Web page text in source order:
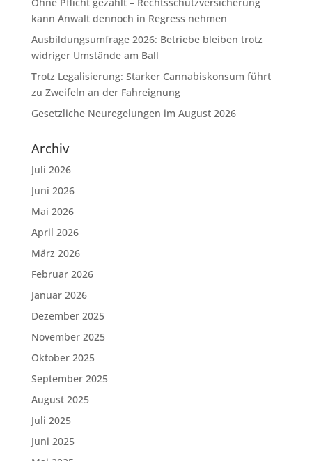
kann Anwalt dennoch in Regress nehmen
Ausbildungsumfrage 2026: Betriebe bleiben trotz
widriger Umstände am Ball
Trotz Legalisierung: Starker Cannabiskonsum führt
zu Zweifeln an der Fahreignung
Gesetzliche Neuregelungen im August 2026
Archiv
Juli 2026
Juni 2026
Mai 2026
April 2026
März 2026
Februar 2026
Januar 2026
Dezember 2025
November 2025
Oktober 2025
September 2025
August 2025
Juli 2025
Juni 2025